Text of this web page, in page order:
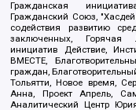
Гражданская
Гражданский Союз,
содействия развитию
заключенных, Горячая
инициатив Действие,
ВМЕСТЕ,
граждан,
Тольятти, Новое время,
Анна, Проект Апрель,
Аналитический Центр